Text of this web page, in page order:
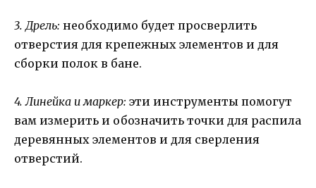
3. Дрель: необходимо будет просверлить
отверстия для крепежных элементов и для
сборки полок в бане.
4. Линейка и маркер: эти инструменты помогут
вам измерить и обозначить точки для распила
деревянных элементов и для сверления
отверстий.